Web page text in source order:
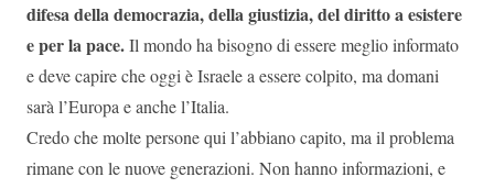
difesa della democrazia, della giustizia, del diritto a esistere
e per la pace.Il mondo ha bisogno di essere meglio informato
e deve capire che oggi è Israele a essere colpito, ma domani
sarà l’Europa e anche l’Italia.
Credo che molte persone qui l’abbiano capito, ma il problema
rimane con le nuove generazioni. Non hanno informazioni, e